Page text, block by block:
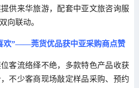
供来华旅游，配套中亚文旅咨询服
向联动。
欢”——莞货优品获中亚采购商点赞
客流络绎不绝，多款特色产品收获
不少客商现场敲定样品采购、预约